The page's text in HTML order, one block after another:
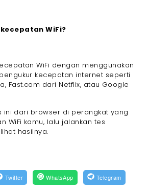
WiFi?
WiFi dengan menggunakan
kecepatan internet seperti
Fast.com dari Netflix, atau Google
ini dari browser di perangkat yang
WiFi kamu, lalu jalankan tes
hasilnya.
Twitter WhatsApp Telegram